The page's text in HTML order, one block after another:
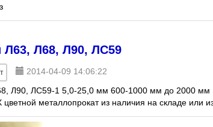
Л63, Л68, Л90, ЛС59
2014-04-09 14:06:22
Л90, ЛС59-1 5,0-25,0 мм 600-1000 мм до 2000
металлопрокат из наличия на складе или